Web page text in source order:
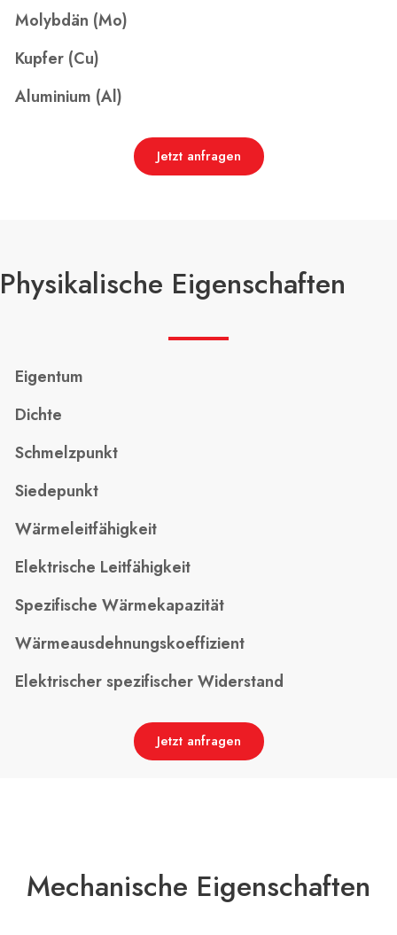
Molybdän (Mo)
Kupfer (Cu)
Aluminium (Al)
Jetzt anfragen
Physikalische Eigenschaften
Eigentum
Dichte
Schmelzpunkt
Siedepunkt
Wärmeleitfähigkeit
Elektrische Leitfähigkeit
Spezifische Wärmekapazität
Wärmeausdehnungskoeffizient
Elektrischer spezifischer Widerstand
Jetzt anfragen
Mechanische Eigenschaften